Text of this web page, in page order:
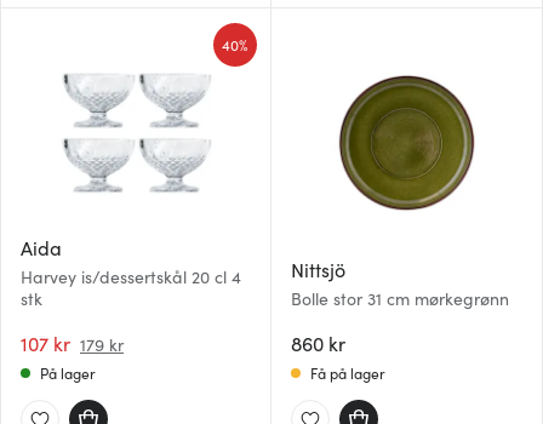
Aida
Harvey is/dessertskål 20 cl 4
stk
107 kr 179 kr
40%
På lager
Nittsjö
Bolle stor 31 cm mørkegrønn
860 kr
Få på lager